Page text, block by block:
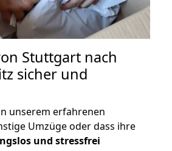
Stuttgart nach
sicher und
unserem erfahrenen
Umzüge oder dass ihre
und stressfrei